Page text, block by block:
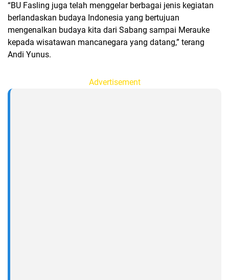
“BU Fasling juga telah menggelar berbagai jenis kegiatan
berlandaskan budaya Indonesia yang bertujuan
mengenalkan budaya kita dari Sabang sampai Merauke
kepada wisatawan mancanegara yang datang,” terang
Andi Yunus.
Advertisement